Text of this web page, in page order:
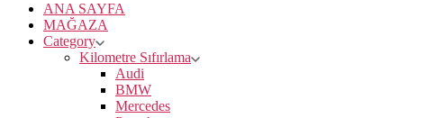
ANA SAYFA
MAĞAZA
Category
Kilometre Sıfırlama
Audi
BMW
Mercedes